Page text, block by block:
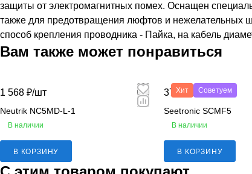
защиты от электромагнитных помех. Оснащен
также для предотвращения люфтов и нежелательных
способ крепления проводника - Пайка, на кабель
Вам также может понравиться
1 568 ₽/шт
Neutrik NC5MD-L-1
В наличии
В КОРЗИНУ
Хит Советуем
379 ₽/ шт
Seetronic SCMF5
В наличии
В КОРЗИНУ